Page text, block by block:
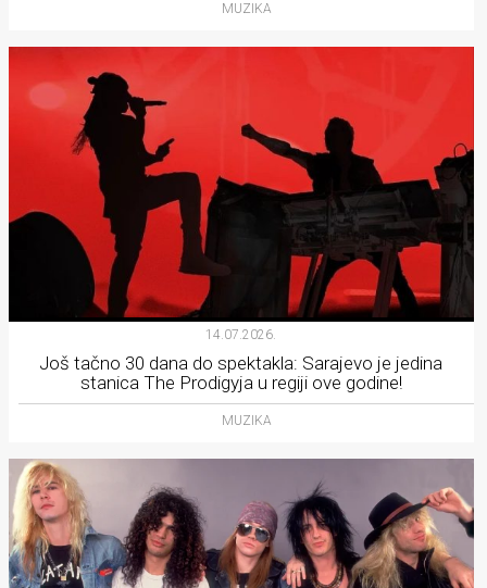
MUZIKA
14.07.2026.
Još tačno 30 dana do spektakla: Sarajevo je jedina
stanica The Prodigyja u regiji ove godine!
MUZIKA